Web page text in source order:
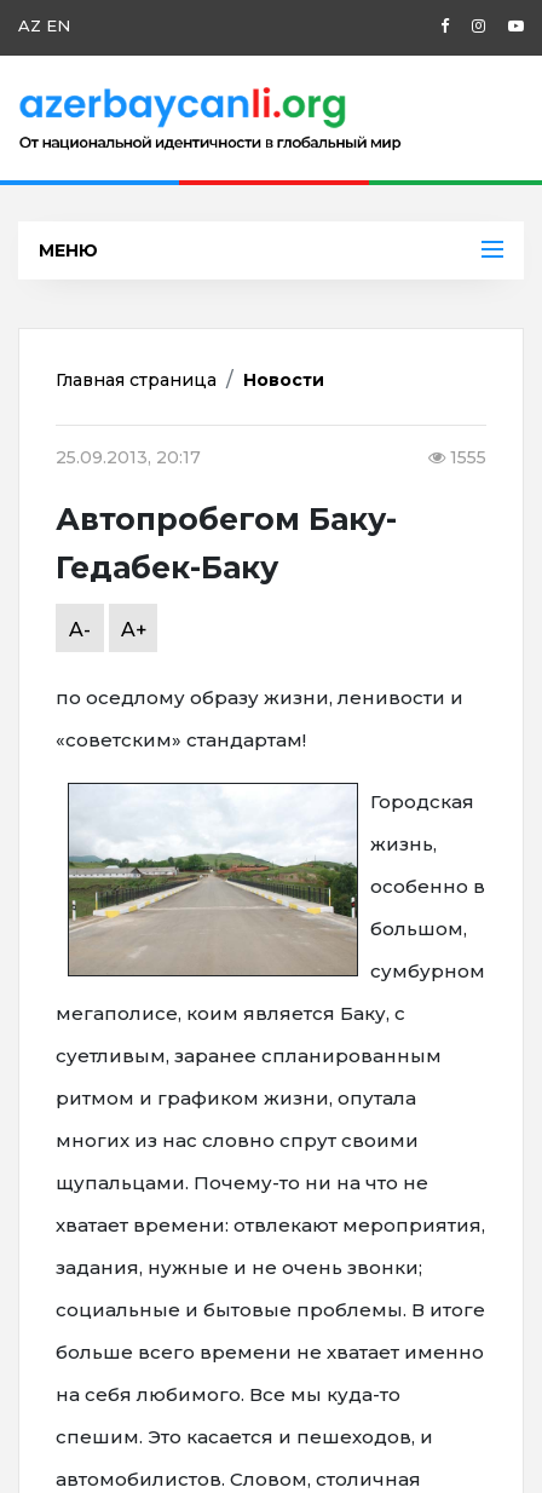
AZ EN
МЕНЮ
Главная страница Новости
25.09.2013, 20:17 1555
Автопробегом Баку-
Гедабек-Баку
A- A+
по оседлому образу жизни, ленивости и
«советским» стандартам!
Городская
жизнь,
особенно в
большом,
сумбурном
мегаполисе, коим является Баку, с
суетливым, заранее спланированным
ритмом и графиком жизни, опутала
многих из нас словно спрут своими
щупальцами. Почему-то ни на что не
хватает времени: отвлекают мероприятия,
задания, нужные и не очень звонки;
социальные и бытовые проблемы. В итоге
больше всего времени не хватает именно
на себя любимого. Все мы куда-то
спешим. Это касается и пешеходов, и
автомобилистов. Словом, столичная